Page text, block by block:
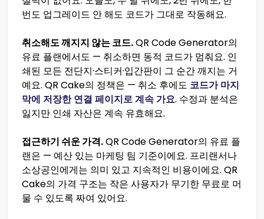
번도 업그레이드 안 해도 코드가 그대로 작동해요.
취소해도 깨지지 않는 코드.QR Code Generator의
유료 플랜에서도 — 취소하면 동적 코드가 멈춰요. 인
쇄된 모든 전단지·스티커·입간판이 그 순간 깨지는 거
예요. QR Cake의 정책은 — 취소 후에도 코드가 마지
막에 저장한 연결 페이지로 계속 가요. 수정과 분석은
잃지만 인쇄 자산은 계속 유효해요.
접근하기 쉬운 가격.QR Code Generator의 유료 플
랜은 — 예산 있는 마케팅 팀 기준이에요. 프리랜서나
소상공인에게는 의미 있고 지속적인 비용이에요. QR
Cake의 가격 구조는 작은 사용자가 무기한 무료로 머
물 수 있도록 짜여 있어요.